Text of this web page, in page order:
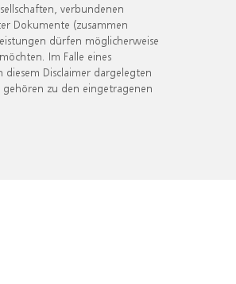
verbundenen
Dokumente (zusammen
dürfen möglicherweise
Im Falle eines
Disclaimer dargelegten
zu den eingetragenen